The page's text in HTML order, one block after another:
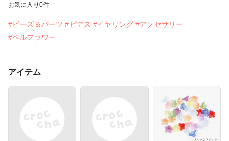
お気に入り 0件
#ビーズ＆パーツ #ピアス #イヤリング #アクセサリー
#ベルフラワー
アイテム